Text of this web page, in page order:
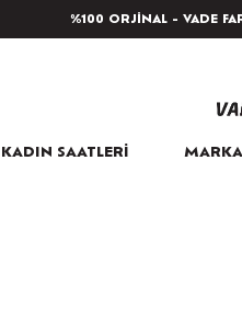
%100 ORJİNAL - VADE
KADIN SAATLERİ